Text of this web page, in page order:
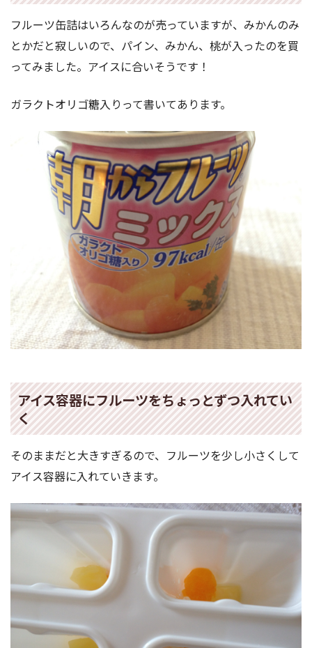
フルーツ缶詰はいろんなのが売っていますが、みかんのみ
とかだと寂しいので、パイン、みかん、桃が入ったのを買
ってみました。アイスに合いそうです！
ガラクトオリゴ糖入りって書いてあります。
アイス容器にフルーツをちょっとずつ入れてい
く
そのままだと大きすぎるので、フルーツを少し小さくして
アイス容器に入れていきます。